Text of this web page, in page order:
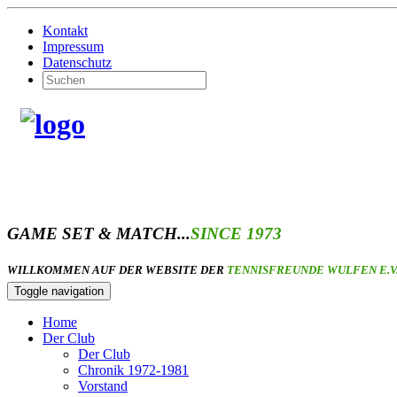
Kontakt
Impressum
Datenschutz
GAME SET & MATCH...SINCE 1973
WILLKOMMEN AUF DER WEBSITE DER TENNISFREUNDE WULFEN
Toggle navigation
Home
Der Club
Der Club
Chronik 1972-1981
Vorstand